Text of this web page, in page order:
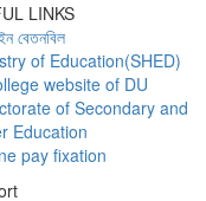
LINKS
বেতনবিল
of Education(SHED)
website of DU
of Secondary and
Education
pay fixation